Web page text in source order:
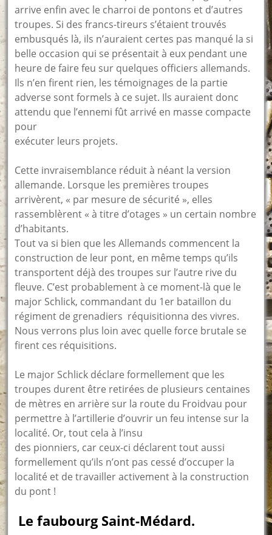
arrive enfin avec le charroi de pontons et d’autres
troupes. Si des francs-tireurs s’étaient trouvés
embusqués là, ils n’auraient certes pas manqué la si
belle occasion qui se présentait à eux pendant une
heure de faire feu sur quelques officiers allemands.
Ils n’en firent rien, les témoignages de la partie
adverse sont formels à ce sujet. Ils auraient donc
attendu que l’ennemi fût arrivé en masse compacte
pour
exécuter leurs projets.
Cette invraisemblance réduit à néant la version
allemande. Lorsque les premières troupes
arrivèrent, « par mesure de sécurité », elles
rassemblèrent « à titre d’otages » un certain nombre
d’habitants.
Tout va si bien que les Allemands commencent la
construction de leur pont, en même temps qu’ils
transportent déjà des troupes sur l’autre rive du
fleuve. C’est probablement à ce moment-là que le
major Schlick, commandant du 1er bataillon du
régiment de grenadiers réquisitionna des vivres.
Nous verrons plus loin avec quelle force brutale se
firent ces réquisitions.
Le major Schlick déclare formellement que les
troupes durent être retirées de plusieurs centaines
de mètres en arrière sur la route du Froidvau pour
permettre à l’artillerie d’ouvrir un feu intense sur la
localité. Or, tout cela à l’insu
des pionniers, car ceux-ci déclarent tout aussi
formellement qu’ils n’ont pas cessé d’occuper la
localité et de travailler activement à la construction
du pont !
Le faubourg Saint-Médard.